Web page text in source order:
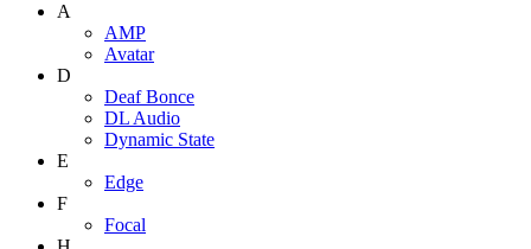
A
AMP
Avatar
D
Deaf Bonce
DL Audio
Dynamic State
E
Edge
F
Focal